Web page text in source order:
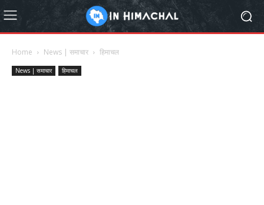
Home News | समाचार हिमाचल
News | समाचार हिमाचल